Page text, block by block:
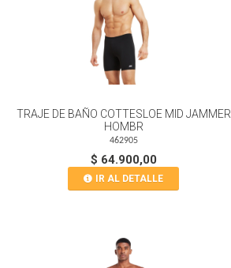
TRAJE DE BAÑO COTTESLOE MID JAMMER
HOMBR
462905
$ 64.900,00
IR AL DETALLE